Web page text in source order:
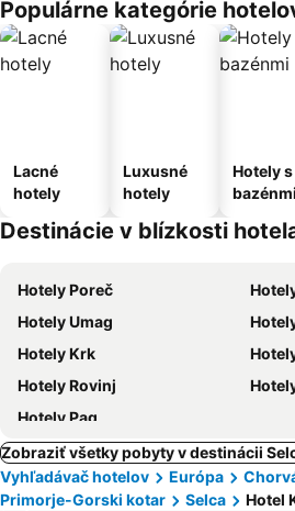
Populárne kategórie
Lacné
hotely
Luxusné
hotely
Hotely s
bazénmi
Destinácie v blízkosti
Hotely Poreč
Hotely Umag
Hotely Krk
Hotely Rovinj
Hotely Pag
Zobraziť všetky pobyty v destinácii
Vyhľadávač hotelov
Európa
Primorje-Gorski kotar
Selca Hotel